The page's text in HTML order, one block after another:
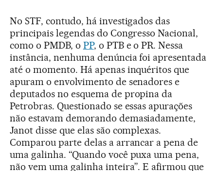
No STF, contudo, há investigados das
principais legendas do Congresso Nacional,
como o PMDB, o PP, o PTB e o PR. Nessa
instância, nenhuma denúncia foi apresentada
até o momento. Há apenas inquéritos que
apuram o envolvimento de senadores e
deputados no esquema de propina da
Petrobras. Questionado se essas apurações
não estavam demorando demasiadamente,
Janot disse que elas são complexas.
Comparou parte delas a arrancar a pena de
uma galinha. “Quando você puxa uma pena,
não vem uma galinha inteira”. E afirmou que